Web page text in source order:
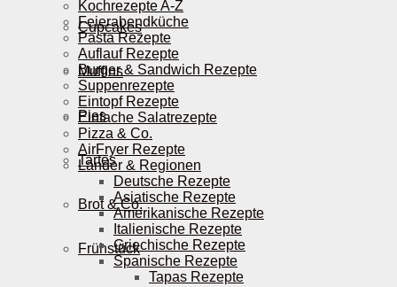
Cupcakes
Muffins
Pies
Tartes
Brot & Co.
Frühstück
Kochrezepte A-Z
Feierabendküche
Pasta Rezepte
Auflauf Rezepte
Burger & Sandwich Rezepte
Suppenrezepte
Eintopf Rezepte
Einfache Salatrezepte
Pizza & Co.
AirFryer Rezepte
Länder & Regionen
Deutsche Rezepte
Asiatische Rezepte
Amerikanische Rezepte
Italienische Rezepte
Griechische Rezepte
Spanische Rezepte
Tapas Rezepte